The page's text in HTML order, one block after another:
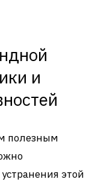
и
полезным
этой